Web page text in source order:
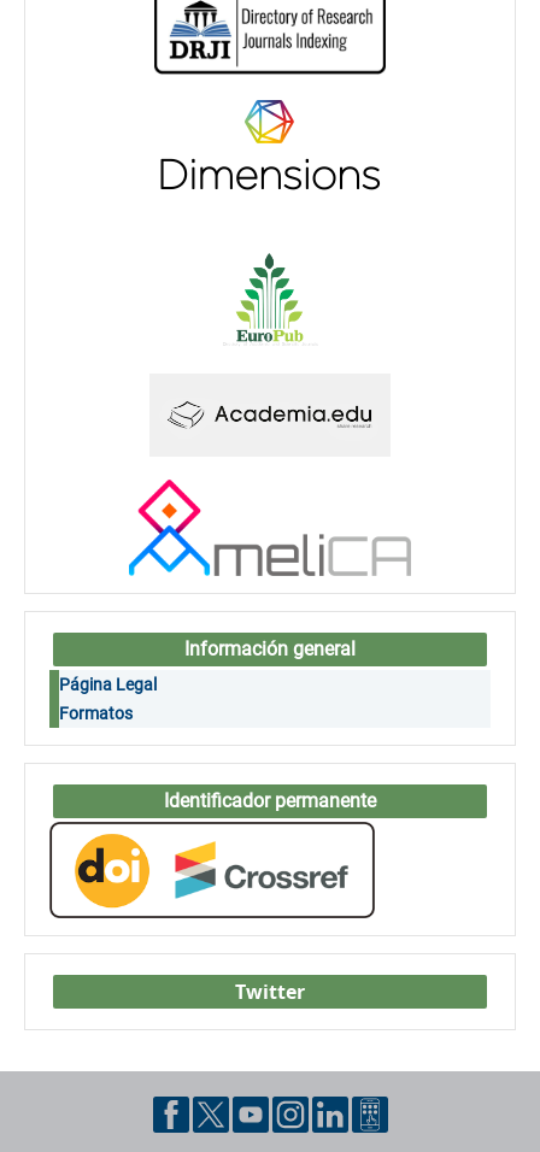
Información general
Página Legal
Formatos
Identificador permanente
Twitter